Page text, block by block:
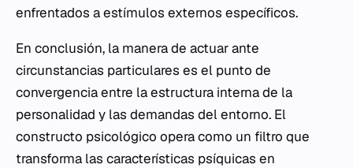
enfrentados a estímulos externos específicos.
En conclusión, la manera de actuar ante
circunstancias particulares es el punto de
convergencia entre la estructura interna de la
personalidad y las demandas del entorno. El
constructo psicológico opera como un filtro que
transforma las características psíquicas en